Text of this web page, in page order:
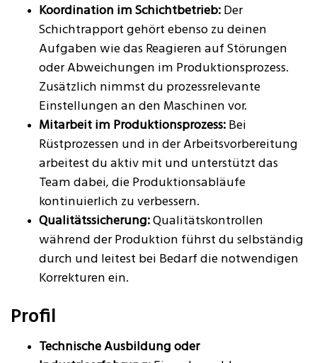
Koordination im Schichtbetrieb: Der
Schichtrapport gehört ebenso zu deinen
Aufgaben wie das Reagieren auf Störungen
oder Abweichungen im Produktionsprozess.
Zusätzlich nimmst du prozessrelevante
Einstellungen an den Maschinen vor.
Mitarbeit im Produktionsprozess: Bei
Rüstprozessen und in der Arbeitsvorbereitung
arbeitest du aktiv mit und unterstützt das
Team dabei, die Produktionsabläufe
kontinuierlich zu verbessern.
Qualitätssicherung: Qualitätskontrollen
während der Produktion führst du selbständig
durch und leitest bei Bedarf die notwendigen
Korrekturen ein.
Profil
Technische Ausbildung oder